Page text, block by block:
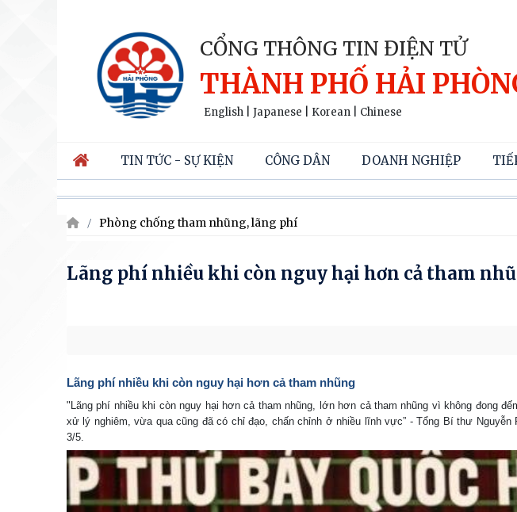
CỔNG THÔNG TIN ĐIỆN TỬ
THÀNH PHỐ HẢI
English Japanese Korean Chinese
TIN TỨC - SỰ KIỆN CÔNG DÂN DOANH NGHIỆP
Phòng chống tham nhũng, lãng phí
Lãng phí nhiều khi còn nguy hại hơn cả tham
Lãng phí nhiều khi còn nguy hại hơn cả tham nhũng
"Lãng phí nhiều khi còn nguy hại hơn cả tham nhũng, lớn hơn cả tham nhũng vì không đong
xử lý nghiêm, vừa qua cũng đã có chỉ đạo, chấn chỉnh ở nhiều lĩnh vực” - Tổng Bí thư
3/5.